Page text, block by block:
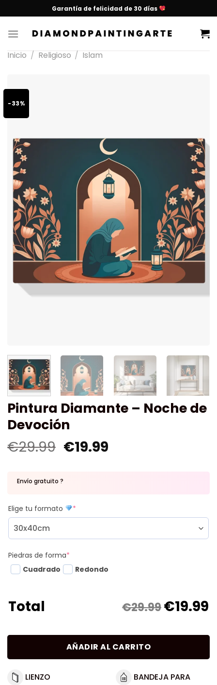
Garantía de felicidad de 30 días
Inicio / Religioso / Islam
-33%
Pintura Diamante – Noche de
Devoción
€29.99 €19.99
Envío gratuito ?
Elige tu formato *
Piedras de forma*
Cuadrado
Redondo
Total €29.99€19.99
AÑADIR AL CARRITO
LIENZO
BANDEJA PARA